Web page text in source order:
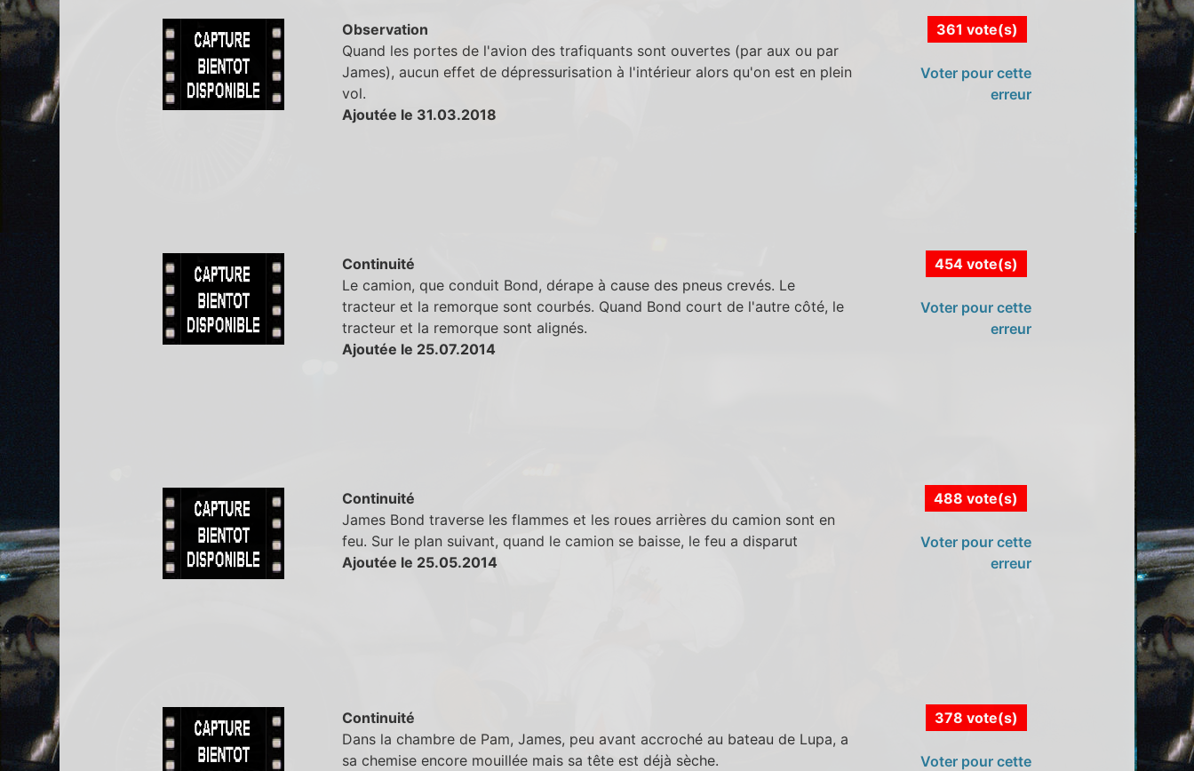
Observation
Quand les portes de l'avion des trafiquants sont ouvertes (par aux ou par
James), aucun effet de dépressurisation à l'intérieur alors qu'on est en plein
vol.
Ajoutée le 31.03.2018
361 vote(s)
Voter pour cette
erreur
Continuité
Le camion, que conduit Bond, dérape à cause des pneus crevés. Le
tracteur et la remorque sont courbés. Quand Bond court de l'autre côté, le
tracteur et la remorque sont alignés.
Ajoutée le 25.07.2014
454 vote(s)
Voter pour cette
erreur
Continuité
James Bond traverse les flammes et les roues arrières du camion sont en
feu. Sur le plan suivant, quand le camion se baisse, le feu a disparut
Ajoutée le 25.05.2014
488 vote(s)
Voter pour cette
erreur
Continuité
Dans la chambre de Pam, James, peu avant accroché au bateau de Lupa, a
sa chemise encore mouillée mais sa tête est déjà sèche.
378 vote(s)
Voter pour cette